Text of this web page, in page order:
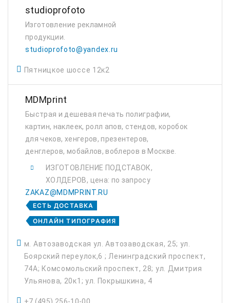
studioprofoto
Изготовление рекламной
продукции.
studioprofoto@yandex.ru
Пятницкое шоссе 12к2
MDMprint
Быстрая и дешевая печать полиграфии,
картин, наклеек, ролл апов, стендов, коробок
для чеков, хенгеров, презентеров,
денглеров, мобайлов, воблеров в Москве.
ИЗГОТОВЛЕНИЕ ПОДСТАВОК,
ХОЛДЕРОВ, цена: по запросу
ZAKAZ@MDMPRINT.RU
ЕСТЬ ДОСТАВКА
ОНЛАЙН ТИПОГРАФИЯ
м. Автозаводская ул. Автозаводская, 25; ул.
Боярский переулок,6 ; Ленинградский проспект,
74А; Комсомольский проспект, 28; ул. Дмитрия
Ульянова, 20к1; ул. Покрышкина, 4